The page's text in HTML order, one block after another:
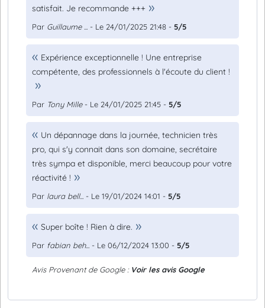
satisfait. Je recommande +++
Par Guillaume ... - Le 24/01/2025 21:48 - 5/5
Expérience exceptionnelle ! Une entreprise
compétente, des professionnels à l'écoute du client !
Par Tony Mille- Le 24/01/2025 21:45 - 5/5
Un dépannage dans la journée, technicien très
pro, qui s'y connait dans son domaine, secrétaire
très sympa et disponible, merci beaucoup pour votre
réactivité !
Par laura bell... - Le 19/01/2024 14:01 - 5/5
Super boîte ! Rien à dire.
Par fabian beh... - Le 06/12/2024 13:00 - 5/5
Avis Provenant de Google : Voir les avis Google